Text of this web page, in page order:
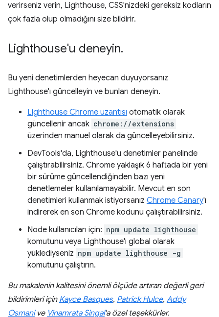
verirseniz verin, Lighthouse, CSS'nizdeki gereksiz kodların
çok fazla olup olmadığını size bildirir.
Lighthouse'u deneyin.
Bu yeni denetimlerden heyecan duyuyorsanız
Lighthouse'ı güncelleyin ve bunları deneyin.
Lighthouse Chrome uzantısı otomatik olarak
güncellenir ancak chrome://extensions
üzerinden manuel olarak da güncelleyebilirsiniz.
DevTools'da, Lighthouse'u denetimler panelinde
çalıştırabilirsiniz. Chrome yaklaşık 6 haftada bir yeni
bir sürüme güncellendiğinden bazı yeni
denetlemeler kullanılamayabilir. Mevcut en son
denetimleri kullanmak istiyorsanız Chrome Canary'ı
indirerek en son Chrome kodunu çalıştırabilirsiniz.
Node kullanıcıları için: npm update lighthouse
komutunu veya Lighthouse'ı global olarak
yüklediyseniz npm update lighthouse -g
komutunu çalıştırın.
Bu makalenin kalitesini önemli ölçüde artıran değerli geri
bildirimleri için Kayce Basques, Patrick Hulce, Addy
Osmanive Vinamrata Singal'a özel teşekkürler.